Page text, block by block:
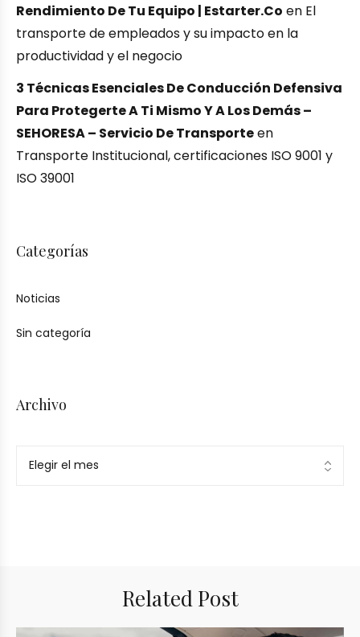
Rendimiento De Tu Equipo | Estarter.co en El
transporte de empleados y su impacto en la
productividad y el negocio
3 Técnicas Esenciales De Conducción Defensiva
Para Protegerte A Ti Mismo Y A Los Demás –
SEHORESA – Servicio De Transporteen
Transporte Institucional, certificaciones ISO 9001 y
ISO 39001
Categorías
Noticias
Sin categoría
Archivo
Related Post